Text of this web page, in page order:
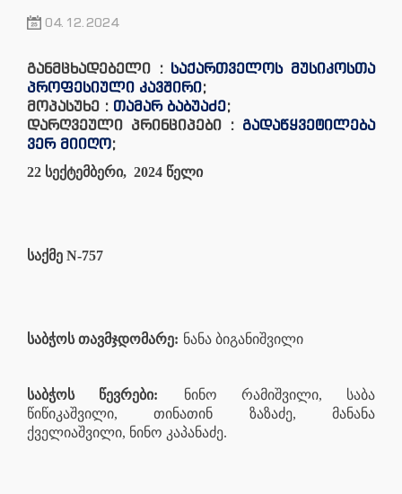
04.12.2024
განმცხადებელი : საქართველოს მუსიკოსთა
პროფესიული კავშირი;
მოპასუხე : თამარ ბაბუაძე;
დარღვეული პრინციპები : გადაწყვეტილება
ვერ მიიღო;
22 სექტემბერი, 2024 წელი
საქმე N-757
საბჭოს თავმჯდომარე: ნანა ბიგანიშვილი
საბჭოს წევრები:
ნინო რამიშვილი, საბა
წიწიკაშვილი, თინათინ ზაზაძე, მანანა
ქველიაშვილი, ნინო კაპანაძე.